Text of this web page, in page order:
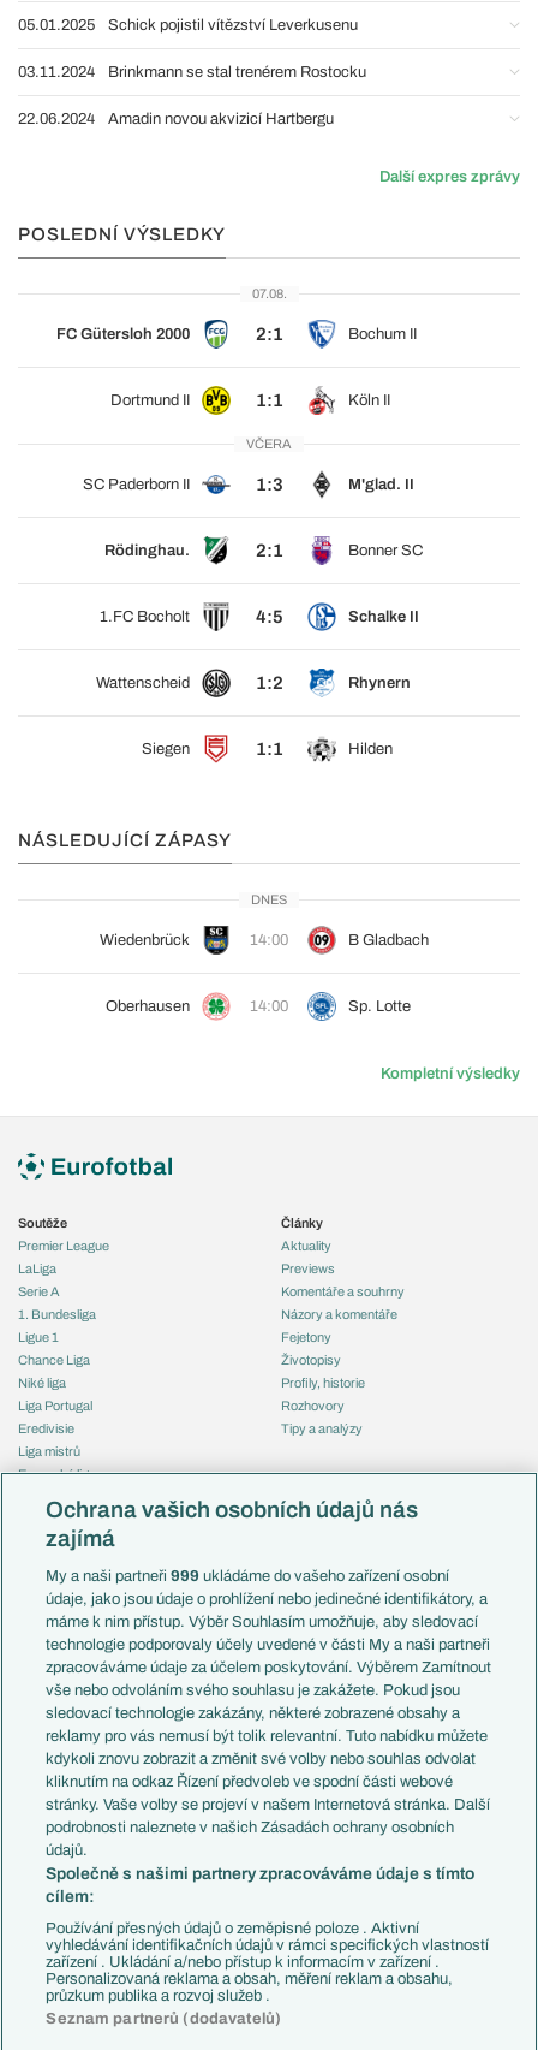
05.01.2025 Schick pojistil vítězství Leverkusenu
03.11.2024 Brinkmann se stal trenérem Rostocku
22.06.2024 Amadin novou akvizicí Hartbergu
Další expres zprávy
POSLEDNÍ VÝSLEDKY
07.08.
FC Gütersloh 2000 2:1 Bochum II
Dortmund II 1:1 Köln II
VČERA
SC Paderborn II 1:3 M'glad. II
Rödinghau. 2:1 Bonner SC
1.FC Bocholt 4:5 Schalke II
Wattenscheid 1:2 Rhynern
Siegen 1:1 Hilden
NÁSLEDUJÍCÍ ZÁPASY
DNES
Wiedenbrück 14:00 B Gladbach
Oberhausen 14:00 Sp. Lotte
Kompletní výsledky
Soutěže
Premier League
LaLiga
Serie A
1. Bundesliga
Ligue 1
Chance Liga
Niké liga
Liga Portugal
Eredivisie
Liga mistrů
Evropská liga
Mistrovství světa
Liga národů
Témata
Představení týmů MS
EuroSkauting
PL v kostce
Evropské koeficienty
Přestupy
Přestupové spekulace
Zranění
Kluby
Arsenal FC
Chelsea FC
Manchester United
AC Milán
Juventus FC
Bayern Mnichov
FC Barcelona
Real Madrid
Články
Aktuality
Previews
Komentáře a souhrny
Názory a komentáře
Fejetony
Životopisy
Profily, historie
Rozhovory
Tipy a analýzy
Česko
Francie
Itálie
Německo
Španělsko
Argentina
Brazílie
Přestupy
Zápasy
Livescore
Tipovací soutěž
Ochrana vašich osobních údajů nás
zajímá
My a naši partneři999 ukládáme do vašeho zařízení osobní
údaje, jako jsou údaje o prohlížení nebo jedinečné identifikátory, a
máme k nim přístup. Výběr Souhlasím umožňuje, aby sledovací
technologie podporovaly účely uvedené v části My a naši partneři
zpracováváme údaje za účelem poskytování. Výběrem Zamítnout
vše nebo odvoláním svého souhlasu je zakážete. Pokud jsou
sledovací technologie zakázány, některé zobrazené obsahy a
reklamy pro vás nemusí být tolik relevantní. Tuto nabídku můžete
kdykoli znovu zobrazit a změnit své volby nebo souhlas odvolat
kliknutím na odkaz Řízení předvoleb ve spodní části webové
stránky. Vaše volby se projeví v našem Internetová stránka. Další
podrobnosti naleznete v našich Zásadách ochrany osobních
údajů.
Společně s našimi partnery zpracováváme údaje s tímto
cílem:
Používání přesných údajů o zeměpisné poloze . Aktivní
vyhledávání identifikačních údajů v rámci specifických vlastností
zařízení . Ukládání a/nebo přístup k informacím v zařízení .
Personalizovaná reklama a obsah, měření reklam a obsahu,
průzkum publika a rozvoj služeb .
Seznam partnerů (dodavatelů)